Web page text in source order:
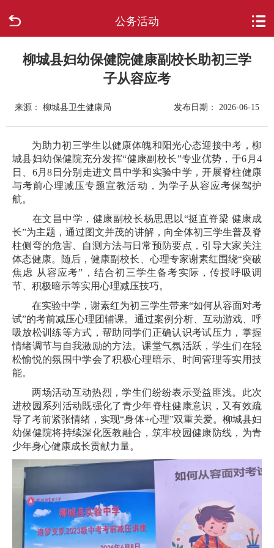
公务活动
走进柳城
政府信息公开
网上办事
互动回应
数据专题
柳城县妇幼保健院健康副校长助初三学
子从容应考
来源： 柳城县卫生健康局 发布日期： 2026-06-15
为助力初三学生以健康体魄和阳光心态迎接中考，柳
城县妇幼保健院充分发挥“健康副校长”专业优势，于6月4
日、6月8日分别走进文昌中学和实验中学，开展脊柱健康
与考前心理减压专题宣教活动，为学子从容应考保驾护
航。
在文昌中学，健康副校长杨思思以“挺直脊梁 健康成
长”为主题，通过图文并茂的讲解，向全体初三学生普及脊
柱侧弯的危害、自测方法与日常预防要点，引导大家关注
体态健康。随后，健康副校长、心理专家谢素红围绕“突破
焦虑 从容应考”，结合初三学生备考实际，传授呼吸调
节、积极暗示等实用心理减压技巧。
在实验中学，谢素红为初三学生带来“如何从容面对考
试”的考前减压心理团辅课。通过案例分析、互动游戏、呼
吸放松训练等方式，帮助同学们正确认识考试压力，掌握
情绪调节与自我激励的方法。课堂气氛活跃，学生们在轻
松愉悦的氛围中学会了积极心理暗示、时间管理等实用技
能。
两场活动互动热烈，学生们纷纷表示受益匪浅。此次
进校园系列活动既强化了青少年脊柱健康意识，又有效疏
导了考前紧张情绪，实现“身体+心理”双重关爱。柳城县妇
幼保健院将持续深化医教融合，筑牢校园健康防线，为青
少年身心健康成长贡献力量。